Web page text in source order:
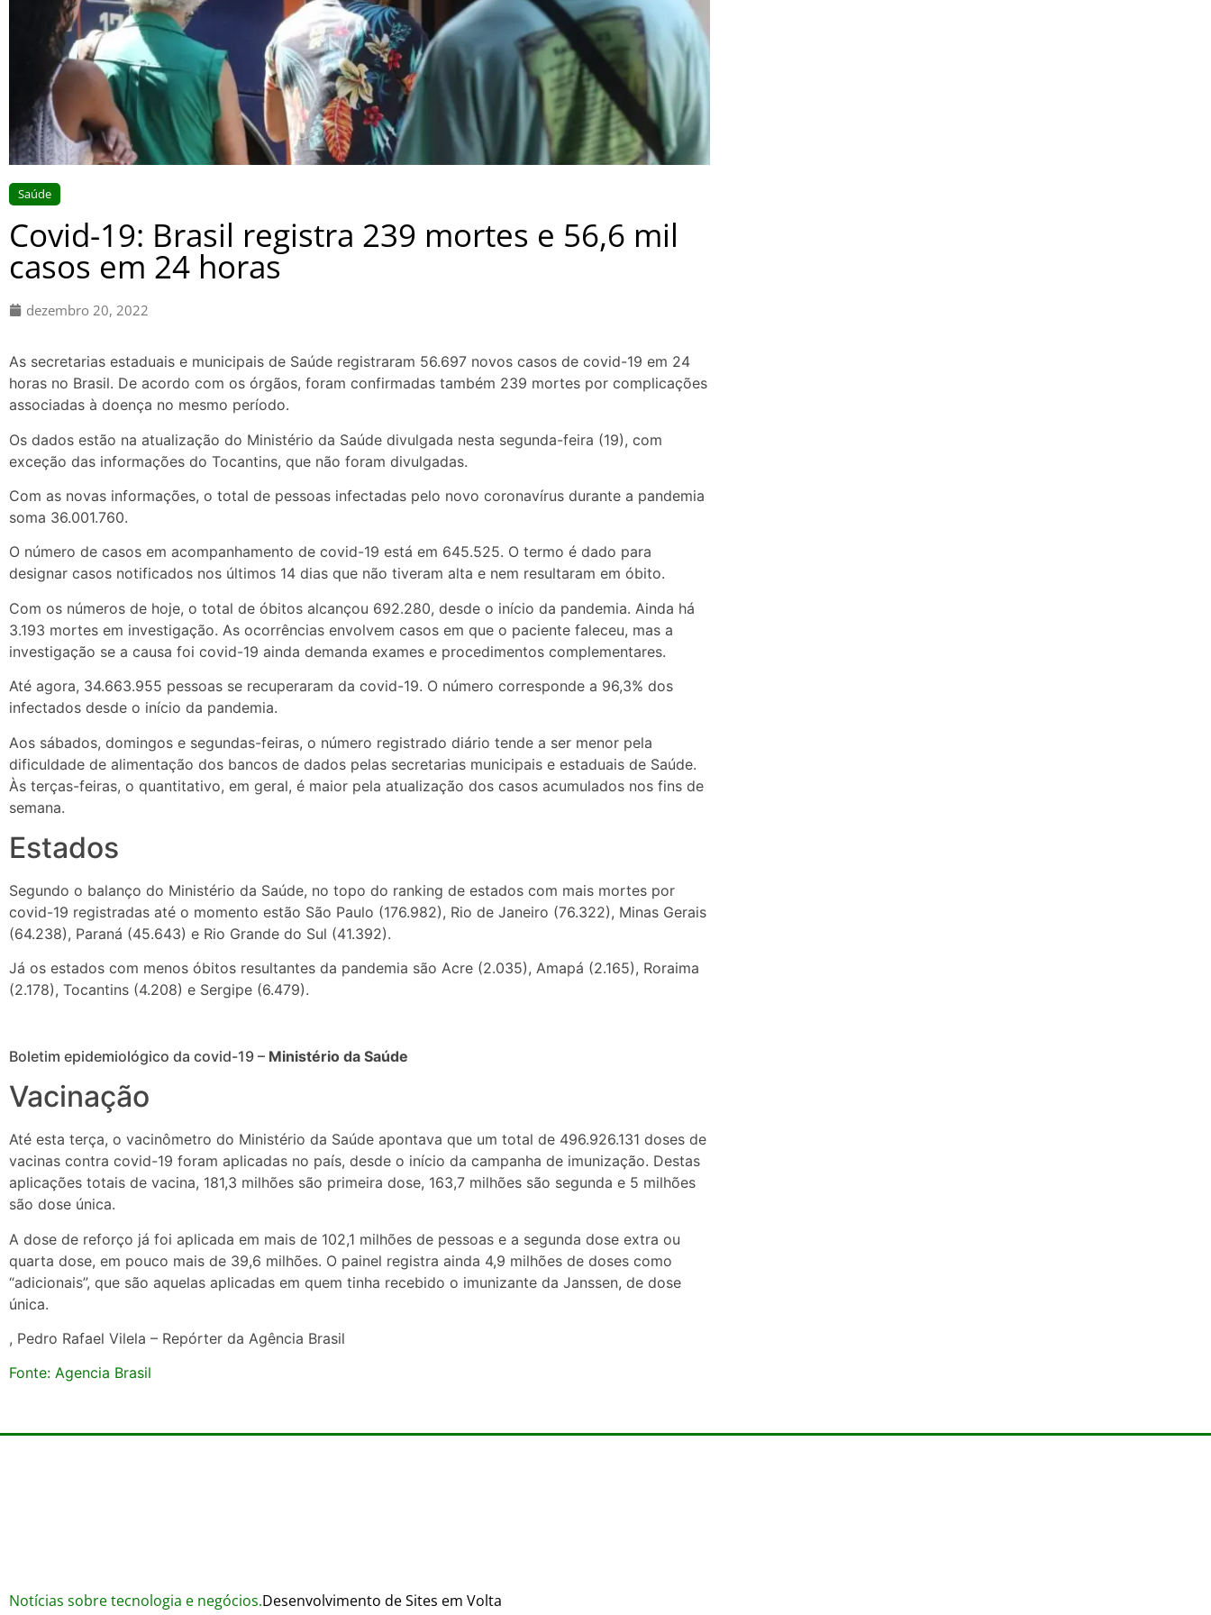
Saúde
Covid-19: Brasil registra 239 mortes e 56,6 mil
casos em 24 horas
dezembro 20, 2022
As secretarias estaduais e municipais de Saúde registraram 56.697 novos casos de covid-19 em 24
horas no Brasil. De acordo com os órgãos, foram confirmadas também 239 mortes por complicações
associadas à doença no mesmo período.
Os dados estão na atualização do Ministério da Saúde divulgada nesta segunda-feira (19), com
exceção das informações do Tocantins, que não foram divulgadas.
Com as novas informações, o total de pessoas infectadas pelo novo coronavírus durante a pandemia
soma 36.001.760.
O número de casos em acompanhamento de covid-19 está em 645.525. O termo é dado para
designar casos notificados nos últimos 14 dias que não tiveram alta e nem resultaram em óbito.
Com os números de hoje, o total de óbitos alcançou 692.280, desde o início da pandemia. Ainda há
3.193 mortes em investigação. As ocorrências envolvem casos em que o paciente faleceu, mas a
investigação se a causa foi covid-19 ainda demanda exames e procedimentos complementares.
Até agora, 34.663.955 pessoas se recuperaram da covid-19. O número corresponde a 96,3% dos
infectados desde o início da pandemia.
Aos sábados, domingos e segundas-feiras, o número registrado diário tende a ser menor pela
dificuldade de alimentação dos bancos de dados pelas secretarias municipais e estaduais de Saúde.
Às terças-feiras, o quantitativo, em geral, é maior pela atualização dos casos acumulados nos fins de
semana.
Estados
Segundo o balanço do Ministério da Saúde, no topo do ranking de estados com mais mortes por
covid-19 registradas até o momento estão São Paulo (176.982), Rio de Janeiro (76.322), Minas Gerais
(64.238), Paraná (45.643) e Rio Grande do Sul (41.392).
Já os estados com menos óbitos resultantes da pandemia são Acre (2.035), Amapá (2.165), Roraima
(2.178), Tocantins (4.208) e Sergipe (6.479).
Boletim epidemiológico da covid-19 – Ministério da Saúde
Vacinação
Até esta terça, o vacinômetro do Ministério da Saúde apontava que um total de 496.926.131 doses de
vacinas contra covid-19 foram aplicadas no país, desde o início da campanha de imunização. Destas
aplicações totais de vacina, 181,3 milhões são primeira dose, 163,7 milhões são segunda e 5 milhões
são dose única.
A dose de reforço já foi aplicada em mais de 102,1 milhões de pessoas e a segunda dose extra ou
quarta dose, em pouco mais de 39,6 milhões. O painel registra ainda 4,9 milhões de doses como
“adicionais”, que são aquelas aplicadas em quem tinha recebido o imunizante da Janssen, de dose
única.
, Pedro Rafael Vilela – Repórter da Agência Brasil
Fonte: Agencia Brasil
Notícias sobre tecnologia e negócios.Desenvolvimento de Sites em Volta